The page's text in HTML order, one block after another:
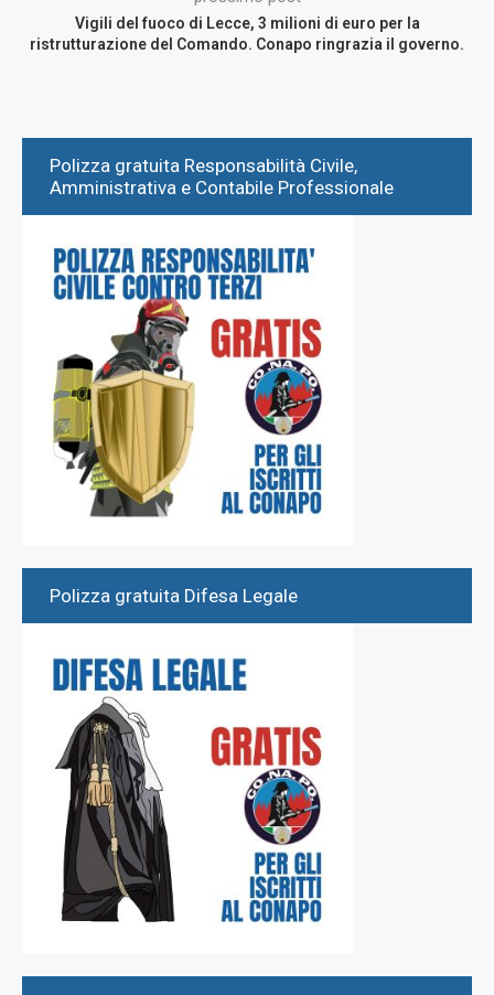
Vigili del fuoco di Lecce, 3 milioni di euro per la
ristrutturazione del Comando. Conapo ringrazia il governo.
Polizza gratuita Responsabilità Civile,
Amministrativa e Contabile Professionale
Polizza gratuita Difesa Legale